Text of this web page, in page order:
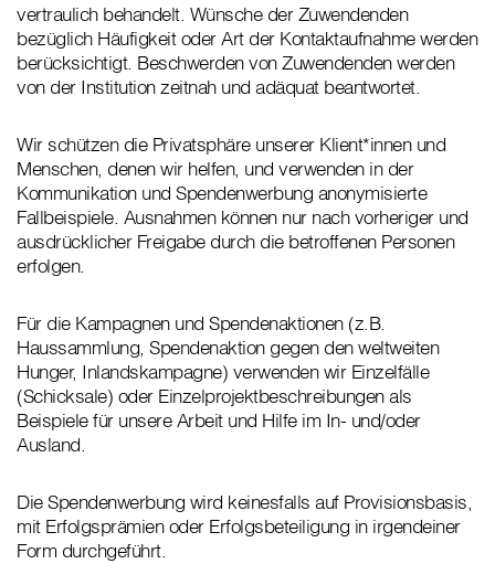
vertraulich behandelt. Wünsche der Zuwendenden
bezüglich Häufigkeit oder Art der Kontaktaufnahme werden
berücksichtigt. Beschwerden von Zuwendenden werden
von der Institution zeitnah und adäquat beantwortet.
Wir schützen die Privatsphäre unserer Klient*innen und
Menschen, denen wir helfen, und verwenden in der
Kommunikation und Spendenwerbung anonymisierte
Fallbeispiele. Ausnahmen können nur nach vorheriger und
ausdrücklicher Freigabe durch die betroffenen Personen
erfolgen.
Für die Kampagnen und Spendenaktionen (z.B.
Haussammlung, Spendenaktion gegen den weltweiten
Hunger, Inlandskampagne) verwenden wir Einzelfälle
(Schicksale) oder Einzelprojektbeschreibungen als
Beispiele für unsere Arbeit und Hilfe im In- und/oder
Ausland.
Die Spendenwerbung wird keinesfalls auf Provisionsbasis,
mit Erfolgsprämien oder Erfolgsbeteiligung in irgendeiner
Form durchgeführt.